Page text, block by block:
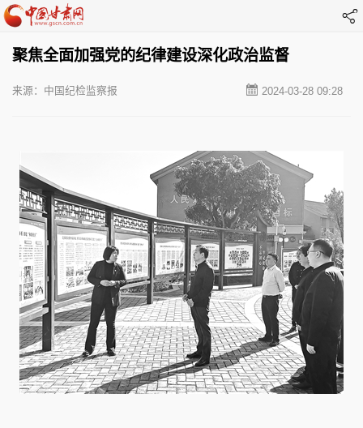
聚焦全面加强党的纪律建设深化政治监督
2024-03-28 09:28
来源：中国纪检监察报